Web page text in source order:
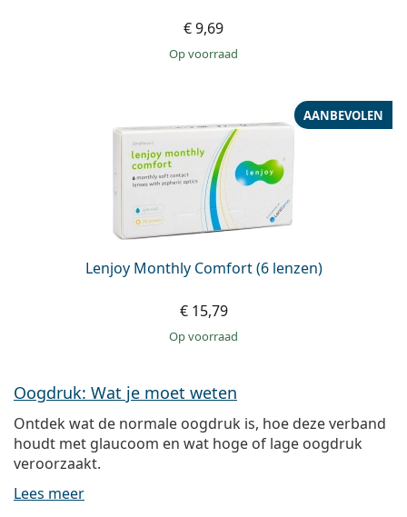
€ 9,69
op voorraad
Lenjoy Monthly Comfort (6 lenzen)
AANBEVOLEN
€ 15,79
op voorraad
Oogdruk: Wat je moet weten
Ontdek wat de normale oogdruk is, hoe deze verband
houdt met glaucoom en wat hoge of lage oogdruk
veroorzaakt.
Lees meer